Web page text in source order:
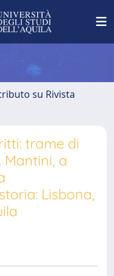
su Rivista
trame di
Mantini, a
Lisbona,